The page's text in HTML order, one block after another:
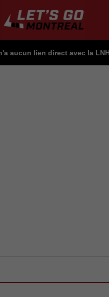
aucun lien direct avec la